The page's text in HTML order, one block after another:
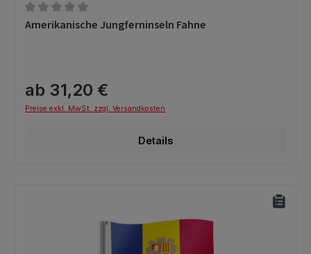
Durchschnittliche Bewertung von 0 von 5 Sternen
Amerikanische Jungferninseln Fahne
ab 31,20 €
Preise exkl. MwSt. zzgl. Versandkosten
Details